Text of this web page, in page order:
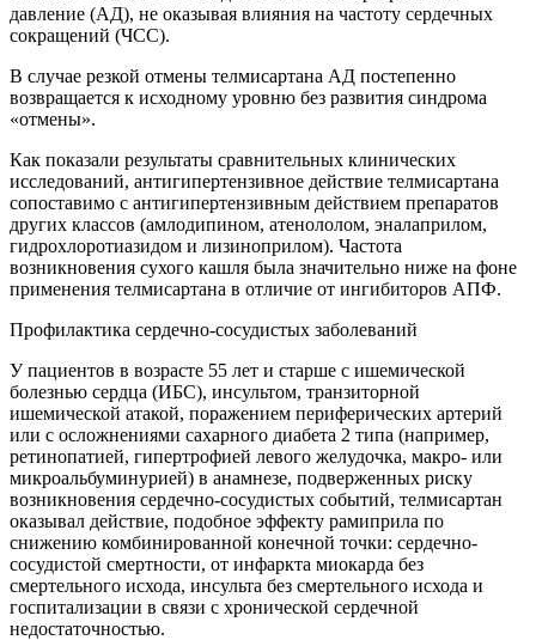
давление (АД), не оказывая влияния на частоту сердечных
сокращений (ЧСС).
В случае резкой отмены телмисартана АД постепенно
возвращается к исходному уровню без развития синдрома
«отмены».
Как показали результаты сравнительных клинических
исследований, антигипертензивное действие телмисартана
сопоставимо с антигипертензивным действием препаратов
других классов (амлодипином, атенололом, эналаприлом,
гидрохлоротиазидом и лизиноприлом). Частота
возникновения сухого кашля была значительно ниже на фоне
применения телмисартана в отличие от ингибиторов АПФ.
Профилактика сердечно-сосудистых заболеваний
У пациентов в возрасте 55 лет и старше с ишемической
болезнью сердца (ИБС), инсультом, транзиторной
ишемической атакой, поражением периферических артерий
или с осложнениями сахарного диабета 2 типа (например,
ретинопатией, гипертрофией левого желудочка, макро- или
микроальбуминурией) в анамнезе, подверженных риску
возникновения сердечно-сосудистых событий, телмисартан
оказывал действие, подобное эффекту рамиприла по
снижению комбинированной конечной точки: сердечно-
сосудистой смертности, от инфаркта миокарда без
смертельного исхода, инсульта без смертельного исхода и
госпитализации в связи с хронической сердечной
недостаточностью.